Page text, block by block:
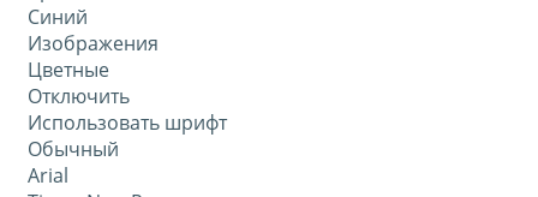
Синий
Изображения
Цветные
Отключить
Использовать шрифт
Обычный
Arial